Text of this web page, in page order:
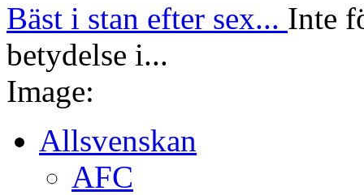
Bäst i stan efter sex... Inte
betydelse i...
Image:
Allsvenskan
AFC